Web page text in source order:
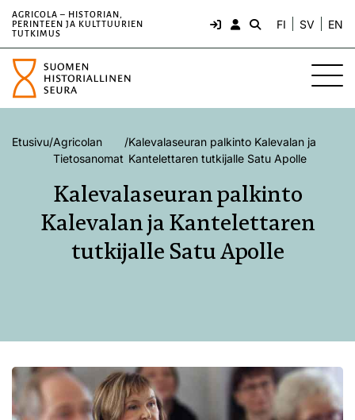
AGRICOLA – HISTORIAN,
PERINTEEN JA KULTTUURIEN
TUTKIMUS
FI SV EN
Etusivu/Agricolan
Tietosanomat
/Kalevalaseuran palkinto Kalevalan ja
Kantelettaren tutkijalle Satu Apolle
Kalevalaseuran palkinto
Kalevalan ja Kantelettaren
tutkijalle Satu Apolle